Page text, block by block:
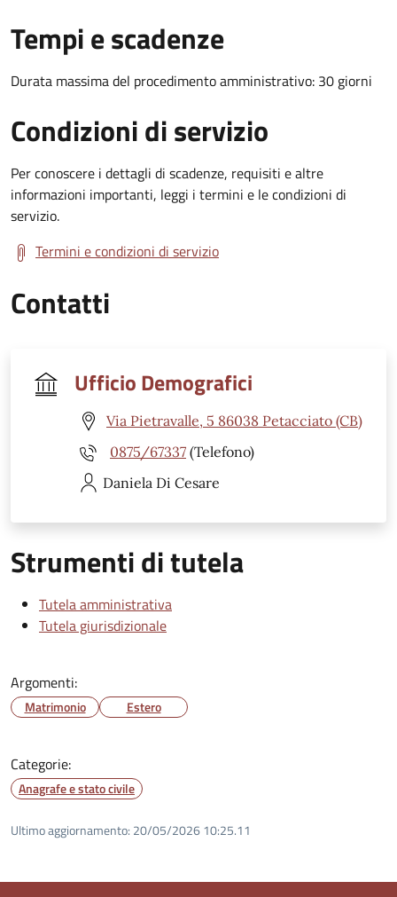
Tempi e scadenze
Durata massima del procedimento amministrativo: 30 giorni
Condizioni di servizio
Per conoscere i dettagli di scadenze, requisiti e altre
informazioni importanti, leggi i termini e le condizioni di
servizio.
Termini e condizioni di servizio
Contatti
Ufficio Demografici
Via Pietravalle, 5 86038 Petacciato (CB)
0875/67337 (Telefono)
Daniela Di Cesare
Strumenti di tutela
Tutela amministrativa
Tutela giurisdizionale
Argomenti:
Matrimonio Estero
Categorie:
Anagrafe e stato civile
Ultimo aggiornamento: 20/05/2026 10:25.11